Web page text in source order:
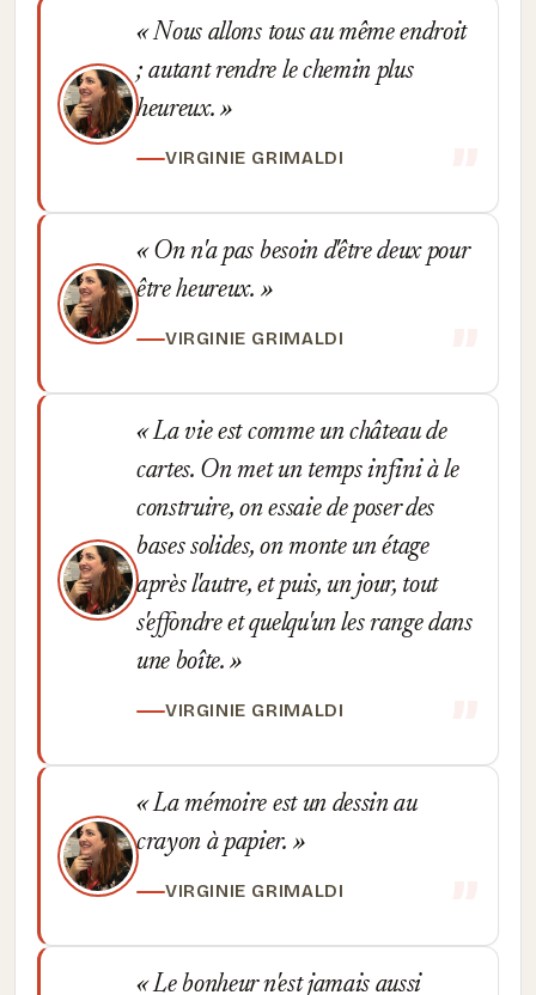
Nous allons tous au même endroit
; autant rendre le chemin plus
heureux.
VIRGINIE GRIMALDI
On n'a pas besoin d'être deux pour
être heureux.
VIRGINIE GRIMALDI
La vie est comme un château de
cartes. On met un temps infini à le
construire, on essaie de poser des
bases solides, on monte un étage
après l'autre, et puis, un jour, tout
s'effondre et quelqu'un les range dans
une boîte.
VIRGINIE GRIMALDI
La mémoire est un dessin au
crayon à papier.
VIRGINIE GRIMALDI
Le bonheur n'est jamais aussi